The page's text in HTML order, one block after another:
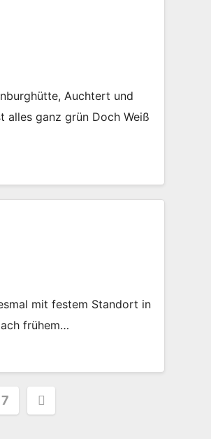
Auchtert und
alles ganz grün Doch Weiß
mit festem Standort in
frühem…
7